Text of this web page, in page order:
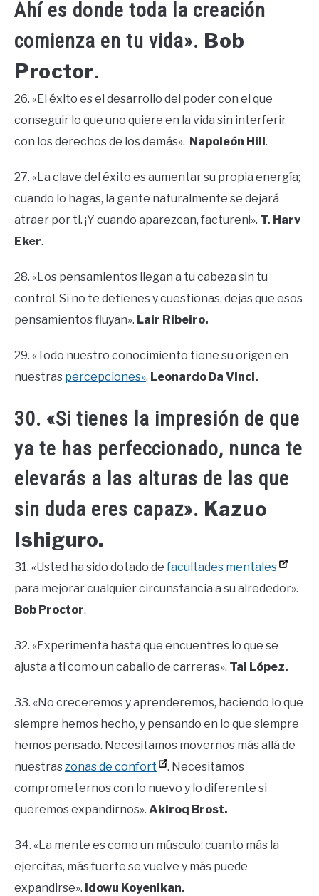
Ahí es donde toda la creación
comienza en tu vida». Bob
Proctor.
26. «El éxito es el desarrollo del poder con el que
conseguir lo que uno quiere en la vida sin interferir
con los derechos de los demás». Napoleón Hill.
27. «La clave del éxito es aumentar su propia energía;
cuando lo hagas, la gente naturalmente se dejará
atraer por ti. ¡Y cuando aparezcan, facturen!». T. Harv
Eker.
28. «Los pensamientos llegan a tu cabeza sin tu
control. Si no te detienes y cuestionas, dejas que esos
pensamientos fluyan». Lair Ribeiro.
29. «Todo nuestro conocimiento tiene su origen en
nuestras percepciones». Leonardo Da Vinci.
30. «Si tienes la impresión de que
ya te has perfeccionado, nunca te
elevarás a las alturas de las que
sin duda eres capaz». Kazuo
Ishiguro.
31. «Usted ha sido dotado de facultades mentales
para mejorar cualquier circunstancia a su alrededor».
Bob Proctor.
32. «Experimenta hasta que encuentres lo que se
ajusta a ti como un caballo de carreras». Tai López.
33. «No creceremos y aprenderemos, haciendo lo que
siempre hemos hecho, y pensando en lo que siempre
hemos pensado. Necesitamos movernos más allá de
nuestraszonas de confort
. Necesitamos
comprometernos con lo nuevo y lo diferente si
queremos expandirnos». Akiroq Brost.
34. «La mente es como un músculo: cuanto más la
ejercitas, más fuerte se vuelve y más puede
expandirse». Idowu Koyenikan.